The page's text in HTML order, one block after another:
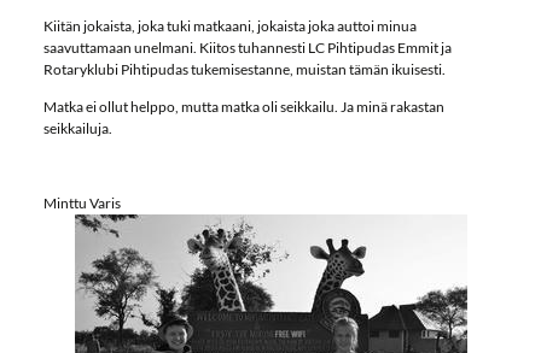
Kiitän jokaista, joka tuki matkaani, jokaista joka auttoi minua
saavuttamaan unelmani. Kiitos tuhannesti LC Pihtipudas Emmit ja
Rotaryklubi Pihtipudas tukemisestanne, muistan tämän ikuisesti.
Matka ei ollut helppo, mutta matka oli seikkailu. Ja minä rakastan
seikkailuja.
Minttu Varis